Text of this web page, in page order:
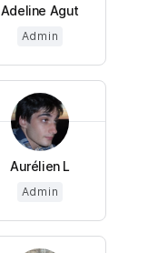
Adeline Agut
Admin
Aurélien L
Admin